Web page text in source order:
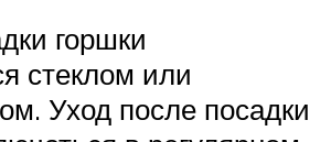
горшки
стеклом или
Уход после посадки